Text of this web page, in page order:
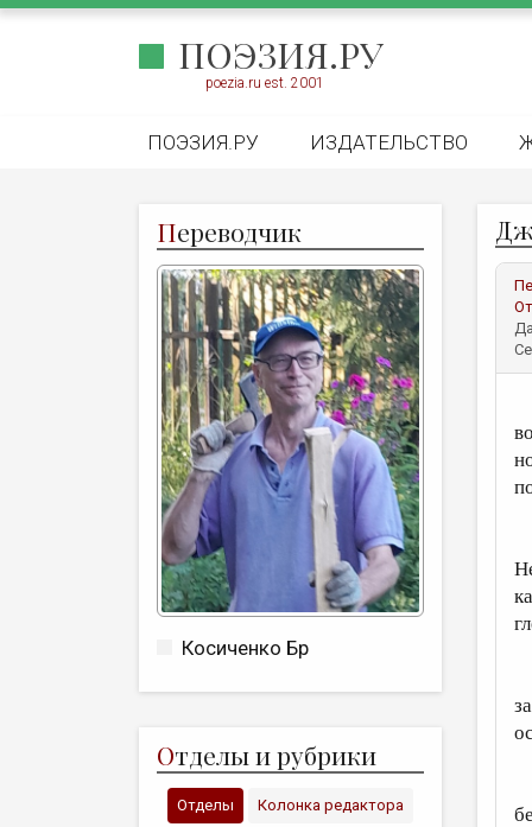
ПОЭЗИЯ.РУ
poezia.ru est. 2001
ПОЭЗИЯ.РУ ИЗДАТЕЛЬСТВО
Переводчик
Косиченко Бр
Отделы и рубрики
Отделы Колонка редактора